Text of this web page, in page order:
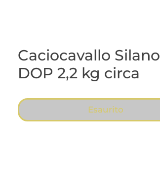
Caciocavallo Silano
DOP 2,2 kg circa
Esaurito